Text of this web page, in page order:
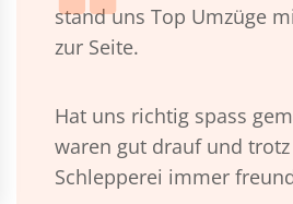
stand uns Top Umzüge
zur Seite.
Hat uns richtig spass
waren gut drauf und
Schlepperei immer